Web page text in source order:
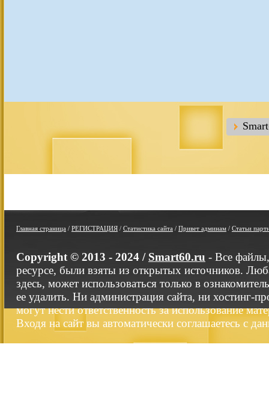
Главная страница / РЕГИСТРАЦИЯ / Статистика сайта / Привет админам / Статьи
Copyright © 2013 - 2024 / Smart60.ru - Все
ресурсе, были взяты из открытых источников.
здесь, может использоваться только в
ее удалить. Ни администрация сайта, ни хостинг-
могут нести ответственность за использование
Входя на сайт вы автоматически соглашаетесь с